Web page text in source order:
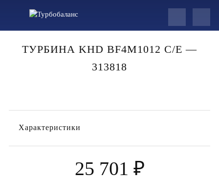
ТУРБИНА KHD BF4M1012 C/E —
313818
Характеристики
25 701 ₽